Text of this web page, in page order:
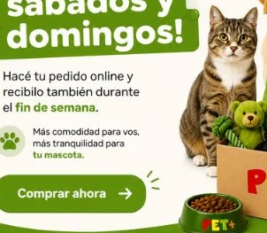
Biofresh Gato Senior Pollo 1,5
kg | Salud para Gatos
Mayores